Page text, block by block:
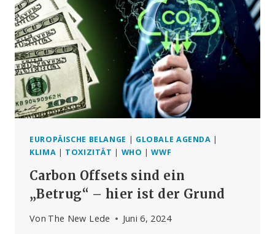
EUROPÄISCHE BELANGE | GLOBALE AGENDA |
KLIMA | TOXIZITÄT | WHO |WWF
Carbon Offsets sind ein
„Betrug“ – hier ist der Grund
Von The New Lede Juni 6, 2024